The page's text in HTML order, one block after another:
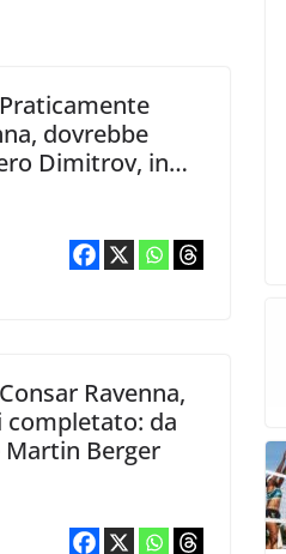
dovrebbe
Dimitrov, in
Ravenna,
completato: da
Martin Berger